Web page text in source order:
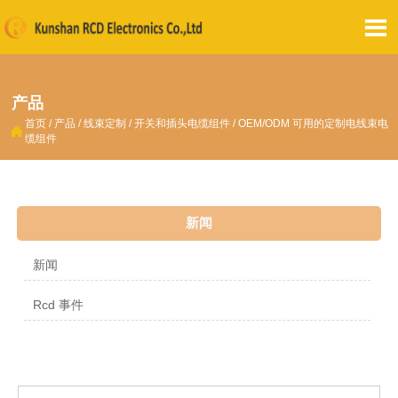

产品
 首页 / 产品 /线束定制 /开关和插头电缆组件 /OEM/ODM 可用的定制电线束电
缆组件
新闻
新闻
Rcd 事件